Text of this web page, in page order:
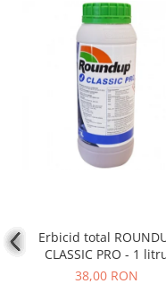
Erbicid total
CLASSIC PRO - 1
38,00 RON